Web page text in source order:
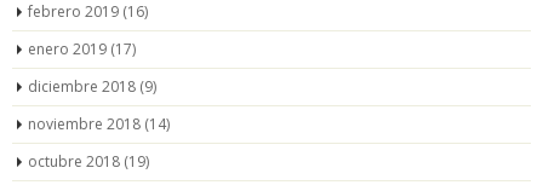
febrero 2019 (16)
enero 2019 (17)
diciembre 2018 (9)
noviembre 2018 (14)
octubre 2018 (19)